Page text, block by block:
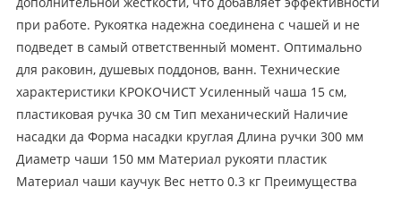
при работе. Рукоятка надежна соединена с чашей и не
подведет в самый ответственный момент. Оптимально
для раковин, душевых поддонов, ванн. Технические
характеристики КРОКОЧИСТ Усиленный чаша 15 см,
пластиковая ручка 30 см Тип механический Наличие
насадки да Форма насадки круглая Длина ручки 300 мм
Диаметр чаши 150 мм Материал рукояти пластик
Материал чаши каучук Вес нетто 0.3 кг Преимущества